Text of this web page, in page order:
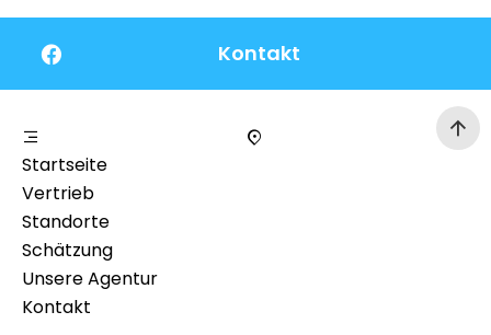
Kontakt
Startseite
Vertrieb
Standorte
Schätzung
Unsere Agentur
Kontakt